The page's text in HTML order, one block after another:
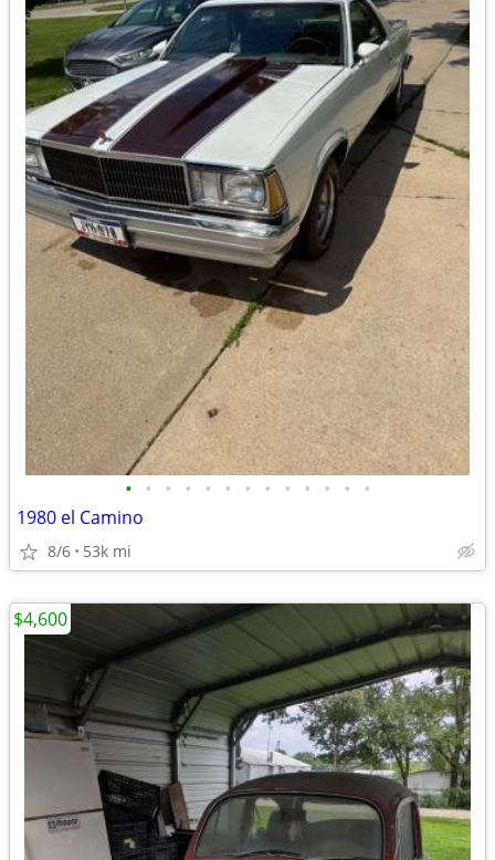
• • • • • • • • • • • • •
1980 el Camino
8/6 53k mi
$4,600